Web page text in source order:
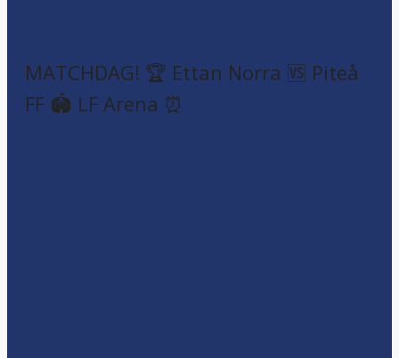
MATCHDAG! 🏆 Ettan Norra 🆚 Piteå
FF 🏟️ LF Arena ⏰